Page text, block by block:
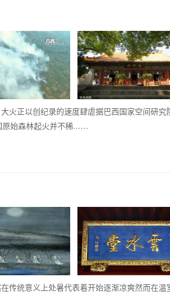
火正以创纪录的速度肆虐据巴西国家空间研究
原始森林起火并不稀...…
传统意义上处暑代表着开始逐渐凉爽然而在温